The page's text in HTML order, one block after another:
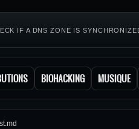
IF A DNS ZONE IS
BIOHACKING MUSIQUE